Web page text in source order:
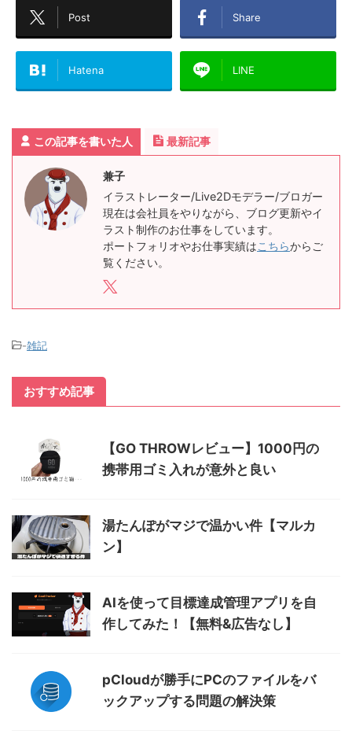
Post Share
Hatena LINE
この記事を書いた人 最新記事
兼子
イラストレーター/Live2Dモデラー/ブロガー
現在は会社員をやりながら、ブログ更新やイ
ラスト制作のお仕事をしています。
ポートフォリオやお仕事実績はこちらからご
覧ください。
-雑記
おすすめ記事
【GO THROWレビュー】1000円の
携帯用ゴミ入れが意外と良い
湯たんぽがマジで温かい件【マルカ
ン】
AIを使って目標達成管理アプリを自
作してみた！【無料&広告なし】
pCloudが勝手にPCのファイルをバ
ックアップする問題の解決策